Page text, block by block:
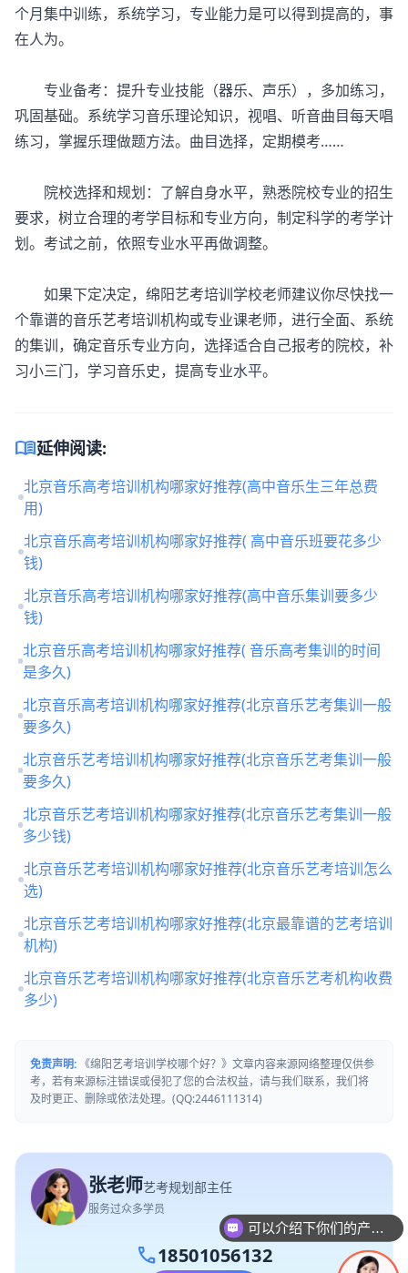
个月集中训练，系统学习，专业能力是可以得到提高的，事
在人为。
专业备考：提升专业技能（器乐、声乐），多加练习，
巩固基础。系统学习音乐理论知识，视唱、听音曲目每天唱
练习，掌握乐理做题方法。曲目选择，定期模考……
院校选择和规划：了解自身水平，熟悉院校专业的招生
要求，树立合理的考学目标和专业方向，制定科学的考学计
划。考试之前，依照专业水平再做调整。
如果下定决定，绵阳艺考培训学校老师建议你尽快找一
个靠谱的音乐艺考培训机构或专业课老师，进行全面、系统
的集训，确定音乐专业方向，选择适合自己报考的院校，补
习小三门，学习音乐史，提高专业水平。
menu_book延伸阅读:
北京音乐高考培训机构哪家好推荐(高中音乐生三年总费
用)
北京音乐高考培训机构哪家好推荐( 高中音乐班要花多少
钱)
北京音乐高考培训机构哪家好推荐(高中音乐集训要多少
钱)
北京音乐高考培训机构哪家好推荐( 音乐高考集训的时间
是多久)
北京音乐高考培训机构哪家好推荐(北京音乐艺考集训一般
要多久)
北京音乐艺考培训机构哪家好推荐(北京音乐艺考集训一般
要多久)
北京音乐艺考培训机构哪家好推荐(北京音乐艺考集训一般
多少钱)
北京音乐艺考培训机构哪家好推荐(北京音乐艺考培训怎么
选)
北京音乐艺考培训机构哪家好推荐(北京最靠谱的艺考培训
机构)
北京音乐艺考培训机构哪家好推荐(北京音乐艺考机构收费
多少)
免责声明: 《绵阳艺考培训学校哪个好？》文章内容来源网络整理仅供参
考，若有来源标注错误或侵犯了您的合法权益，请与我们联系，我们将
及时更正、删除或依法处理。(QQ:2446111314)
张老师艺考规划部主任
服务过众多学员
call18501056132
可以介绍下你们的产品么